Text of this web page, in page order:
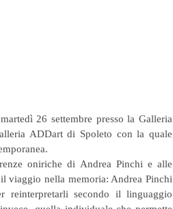
26 settembre presso la Galleria
ADDart di Spoleto con la quale
oniriche di Andrea Pinchi e alle
viaggio nella memoria: Andrea Pinchi
reinterpretarli secondo il linguaggio